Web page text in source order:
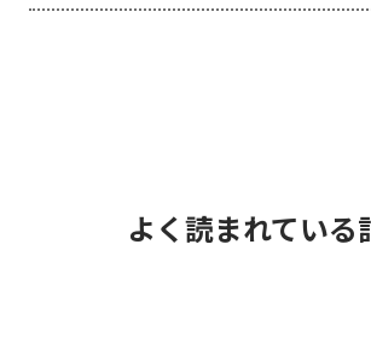
よく読まれている